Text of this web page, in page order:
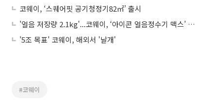
코웨이, ‘스퀘어핏 공기청정기82㎡’ 출시
'얼음 저장량 2.1kg'...코웨이, ‘아이콘 얼음정수기 맥스’ 출시
'5조 목표' 코웨이, 해외서 '날개'
#코웨이